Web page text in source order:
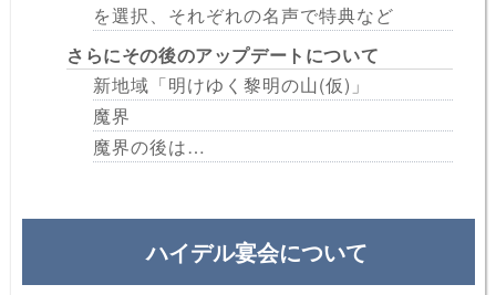
を選択、それぞれの名声で特典など
さらにその後のアップデートについて
新地域「明けゆく黎明の山(仮)」
魔界
魔界の後は…
ハイデル宴会について